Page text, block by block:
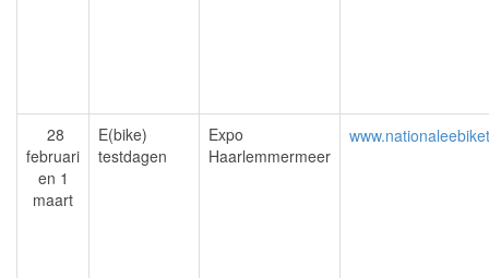
28
februari
en 1
maart
E(bike)
testdagen
Expo
Haarlemmermeer